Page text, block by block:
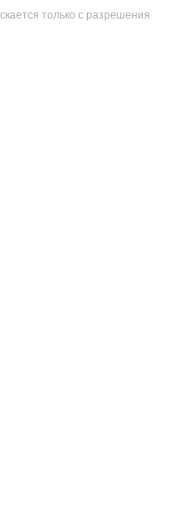
только с разрешения